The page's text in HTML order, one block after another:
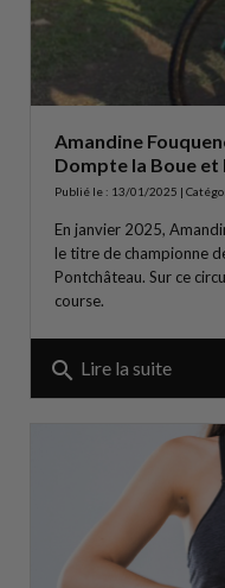
Amandine
Dompte la Boue et
Publié le : 13/01/2025 |
En janvier 2025,
le titre de championne
Pontchâteau. Sur ce
course.
search Lire la suite